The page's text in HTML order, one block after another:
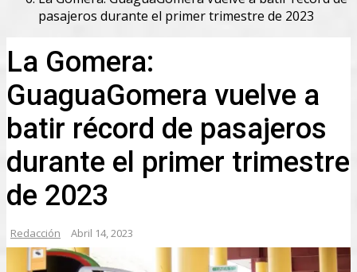
pasajeros durante el primer trimestre de 2023
La Gomera:
GuaguaGomera vuelve a
batir récord de pasajeros
durante el primer trimestre
de 2023
Redacción Abril 14, 2023